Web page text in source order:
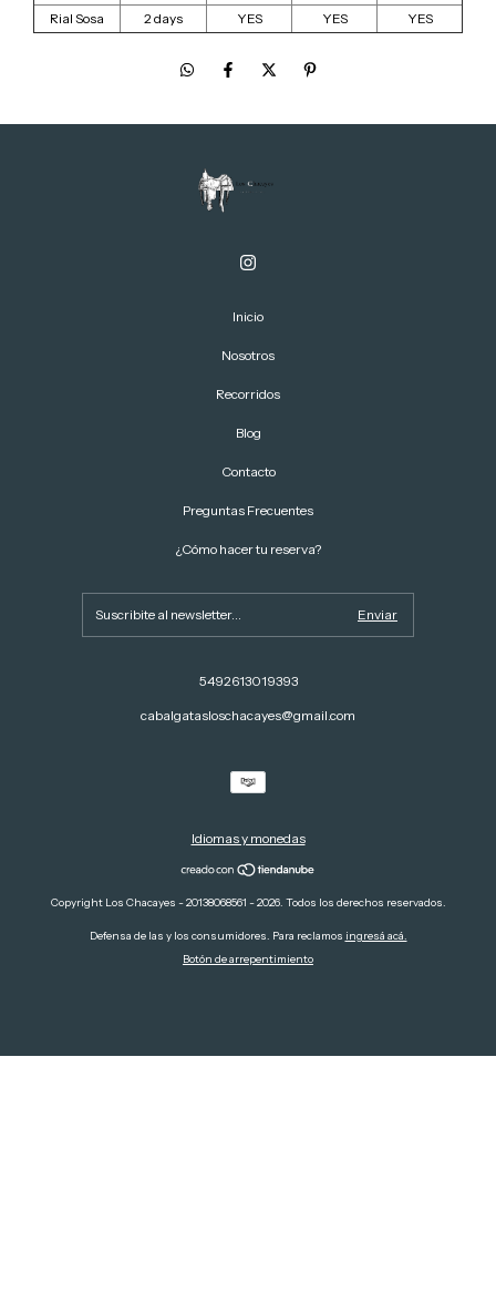
Rial Sosa
2 days YES YES YES
Inicio
Nosotros
Recorridos
Blog
Contacto
Preguntas Frecuentes
¿Cómo hacer tu reserva?
5492613019393
cabalgatasloschacayes@gmail.com
Idiomas y monedas
Copyright Los Chacayes - 20138068561 - 2026. Todos los derechos reservados.
Defensa de las y los consumidores. Para reclamos ingresá acá.
Botón de arrepentimiento